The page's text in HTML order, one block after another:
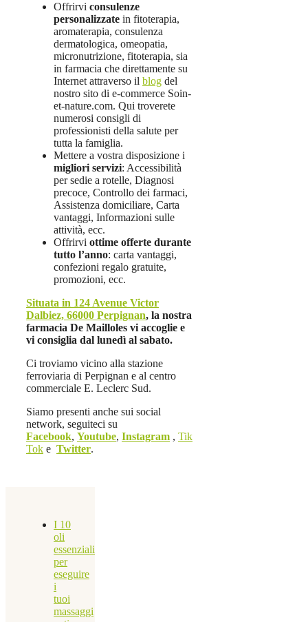
Offrirvi consulenze
personalizzate in fitoterapia,
aromaterapia, consulenza
dermatologica, omeopatia,
micronutrizione, fitoterapia, sia
in farmacia che direttamente su
Internet attraverso il blog del
nostro sito di e-commerce Soin-
et-nature.com. Qui troverete
numerosi consigli di
professionisti della salute per
tutta la famiglia.
Mettere a vostra disposizione i
migliori servizi: Accessibilità
per sedie a rotelle, Diagnosi
precoce, Controllo dei farmaci,
Assistenza domiciliare, Carta
vantaggi, Informazioni sulle
attività, ecc.
Offrirvi ottime offerte durante
tutto l’anno: carta vantaggi,
confezioni regalo gratuite,
promozioni, ecc.
Situata in 124 Avenue Victor
Dalbiez, 66000 Perpignan, la nostra
farmacia De Mailloles vi accoglie e
vi consiglia dal lunedì al sabato.
Ci troviamo vicino alla stazione
ferroviaria di Perpignan e al centro
commerciale E. Leclerc Sud.
Siamo presenti anche sui social
network, seguiteci su
Facebook, Youtube, Instagram , Tik
Tok e Twitter.
I 10
oli
essenziali
per
eseguire
i
tuoi
massaggi